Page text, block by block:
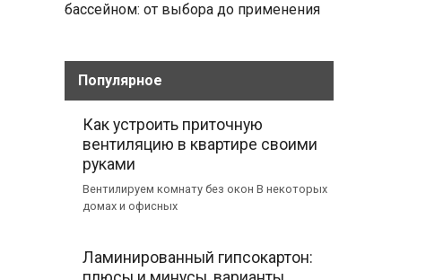
бассейном: от выбора до применения
Популярное
Как устроить приточную
вентиляцию в квартире своими
руками
Вентилируем комнату без окон В некоторых
домах и офисных
Ламинированный гипсокартон: